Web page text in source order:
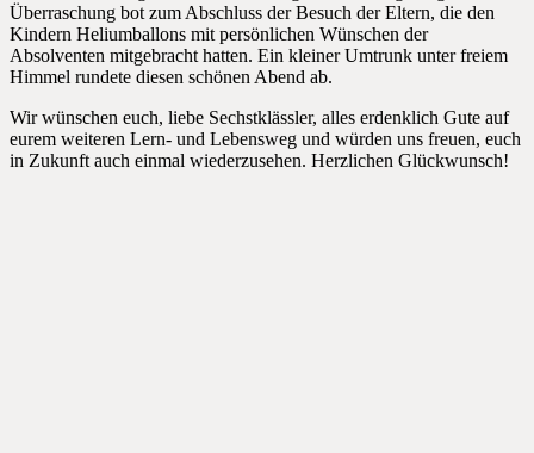
Überraschung bot zum Abschluss der Besuch der Eltern, die den
Kindern Heliumballons mit persönlichen Wünschen der
Absolventen mitgebracht hatten. Ein kleiner Umtrunk unter freiem
Himmel rundete diesen schönen Abend ab.
Wir wünschen euch, liebe Sechstklässler, alles erdenklich Gute auf
eurem weiteren Lern- und Lebensweg und würden uns freuen, euch
in Zukunft auch einmal wiederzusehen. Herzlichen Glückwunsch!